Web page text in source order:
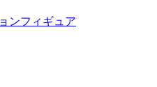
ンフィギュア